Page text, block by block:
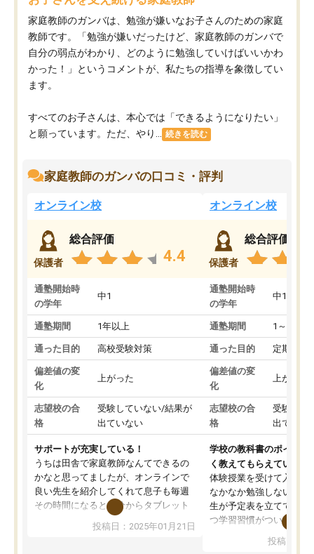
家庭教師のガンバは、勉強が嫌いなお子さんのための家庭
教師です。「勉強が嫌いだったけど、家庭教師のガンバで
自分の弱点がわかり、どのように勉強していけばいいかわ
かった！」というコメントが、私たちの指導を象徴してい
ます。
すべてのお子さんは、本心では「できるようになりたい」
と願っています。ただ、やり...
続きを読む
家庭教師のガンバの口コミ・評判
オンライン校
保護者
総合評価
4.4
通塾開始時
の学年
中1
通塾期間 1年以上
通った目的 高校受験対策
偏差値の変
化
上がった
志望校の合
格
受験していない/結果が
出ていない
サポートが充実している！
うちは田舎で家庭教師なんてできるの
かなと思ってましたが、オンラインで
良い先生を紹介してくれて息子も毎週
その時間になると自分からタブレット
を開いてzoomを繋げるようになりまし
た！5科目なんでもOKなのもとても気
投稿日：2025年01月21日
オンライン校
保護者
総合評価
通塾開始時
の学年
中1
通塾期間 1～3ヵ月
通った目的 定期テス
偏差値の変
化
上がった
志望校の合
格
受験して
出ていな
学校の教科書のポイント
く教えてもらえている
体験授業を受けて入塾し
なかなか勉強しない息子
生が予定表を立ててくれ
つ学習習慣がついてきま
指導が無い日も予定表
投稿日：